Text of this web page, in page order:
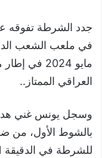
جدد الشرطة تفوقه
العراقي الممتاز..
بالشوط الأول، من